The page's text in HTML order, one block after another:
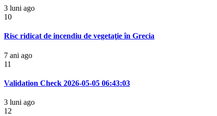
3 luni ago
10
Risc ridicat de incendiu de vegetaţie în Grecia
7 ani ago
11
Validation Check 2026-05-05 06:43:03
3 luni ago
12